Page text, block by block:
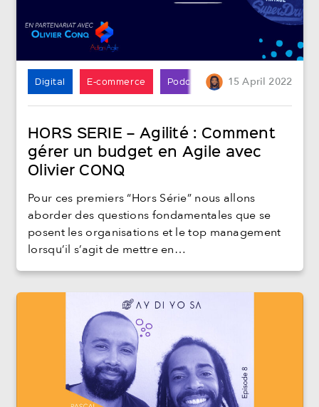
Digital E-commerce Podcast 15April 2022
HORS SERIE – Agilité : Comment
gérer un budget en Agile avec
Olivier CONQ
Pour ces premiers “Hors Série” nous allons
aborder des questions fondamentales que se
posent les organisations et le top management
lorsqu’il s’agit de mettre en…